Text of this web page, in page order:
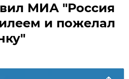
МИА "Россия
и пожелал